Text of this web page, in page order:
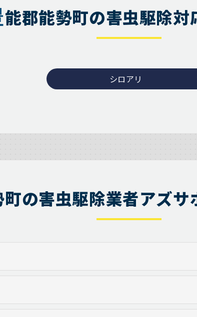
能郡能勢町の害虫駆除対
シロアリ
の害虫駆除業者アズ